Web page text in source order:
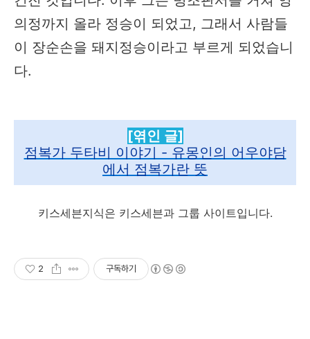
의정까지 올라 정승이 되었고, 그래서 사람들
이 장순손을 돼지정승이라고 부르게 되었습니
다.
[엮인 글]
점복가 두타비 이야기 - 유몽인의 어우야담
에서 점복가란 뜻
키스세븐지식은 키스세븐과 그룹 사이트입니다.
2 구독하기